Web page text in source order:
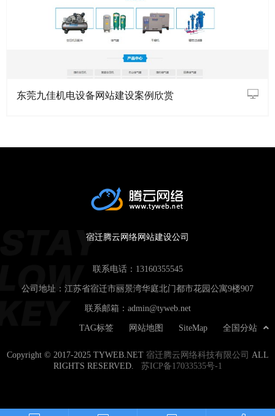
东莞九佳机电设备网站建设案例欣赏
宿迁腾云网络网站建设公司
联系电话： 13160355545
公司地址：江苏省宿迁市丽景湾华庭北门都市花园公寓9楼907
联系邮箱： admin@tyweb.net
全国分站
SiteMap
网站地图
TAG标签
Copyright © 2017-2025 TYWEB.NET 宿迁腾云网络科技有限公司
ALL
RIGHTS RESERVED. 苏ICP备17033535号-1